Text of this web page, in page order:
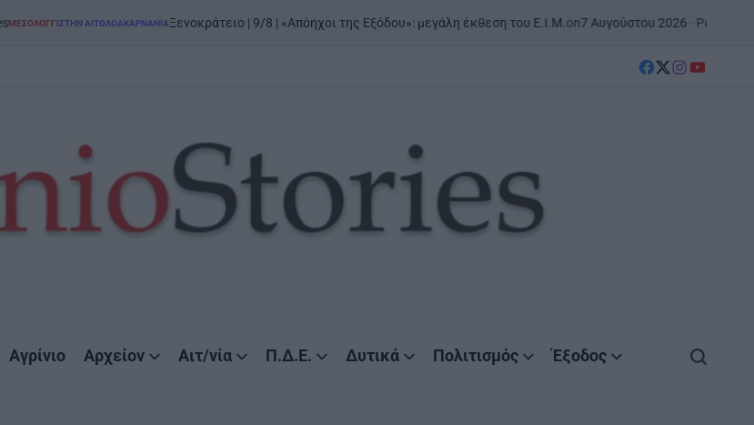
Ξενοκράτειο | 9/8 | «Απόηχοι της Εξόδου»: μεγάλη έκθεση του Ε.Ι.Μ.on7 Αυγούστου 2026 Posted byAgrinioStories
facebook
Twitter
instagram
YouTube
Αγρίνιο Αρχείον Αιτ/νία Π.Δ.Ε. Δυτικά Πολιτισμός Έξοδος